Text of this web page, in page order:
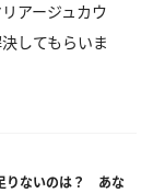
アージュカウ
してもらいま
りないのは？ あな